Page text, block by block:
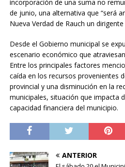
incorporación de una suma no
de junio, una alternativa que “será
Nueva Verdad de Rauch un
Desde el Gobierno municipal se
escenario económico que
Entre los principales factores
caída en los recursos provenientes
provincial y una disminución en la
municipales, situación que impacta
capacidad financiera del municipio.
ANTERIOR